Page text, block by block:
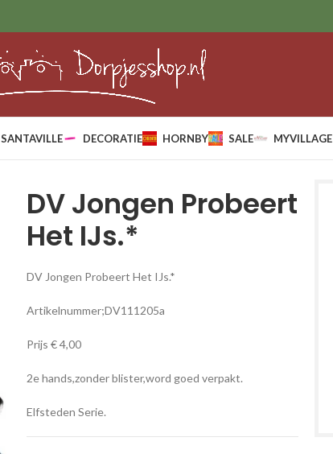
SANTAVILLE DECORATIE HORNBY SALE MYVILLAGE
DV Jongen Probeert
Het IJs.*
DV Jongen Probeert Het IJs.*
Artikelnummer;DV111205a
Prijs € 4,00
2e hands,zonder blister,word goed verpakt.
Elfsteden Serie.